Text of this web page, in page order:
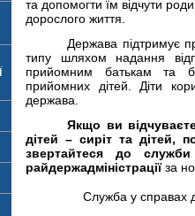
та допомогти їм відчути
дорослого життя.
Держава підтримує
типу шляхом надання
прийомним батькам та
прийомних дітей. Діти
держава.
Якщо ви
дітей – сиріт та дітей,
звертайтеся до
райдержадміністраціїза
Служба у справах